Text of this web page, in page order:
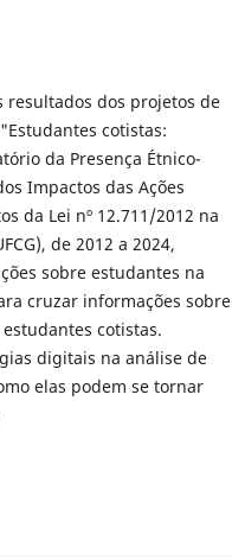
dos projetos de
cotistas:
da Presença Étnico-
Impactos das Ações
da Lei nº 12.711/2012 na
de 2012 a 2024,
sobre estudantes na
cruzar informações sobre
cotistas.
digitais na análise de
elas podem se tornar